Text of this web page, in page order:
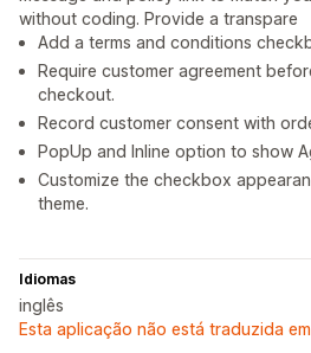
without coding. Provide a transpare
Add a terms and conditions
Require customer agreement
checkout.
Record customer consent with
PopUp and Inline option to show
Customize the checkbox
theme.
Idiomas
inglês
Esta aplicação não está traduzida